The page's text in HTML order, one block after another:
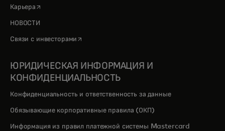
Карьера opens in a new tab
НОВОСТИ
Связи с инвесторами opens in a new tab
ЮРИДИЧЕСКАЯ ИНФОРМАЦИЯ И
КОНФИДЕНЦИАЛЬНОСТЬ
Конфиденциальность и ответственность за данные
Обязывающие корпоративные правила (ОКП)
Информация из правил платежной системы Mastercard